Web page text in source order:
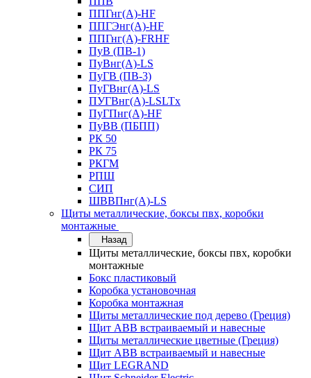
ППГнг(А)-HF
ППГЭнг(А)-HF
ППГнг(А)-FRHF
ПуВ (ПВ-1)
ПуВнг(А)-LS
ПуГВ (ПВ-3)
ПуГВнг(А)-LS
ПУГВнг(А)-LSLTx
ПуГПнг(А)-HF
ПуВВ (ПБПП)
РК 50
РК 75
РКГМ
РПШ
СИП
ШВВПнг(А)-LS
Щиты металлические, боксы пвх, коробки
монтажные
Назад
Щиты металлические, боксы пвх, коробки
монтажные
Бокс пластиковый
Коробка установочная
Коробка монтажная
Щиты металлические под дерево (Греция)
Щит ABB встраиваемый и навесные
Щиты металлические цветные (Греция)
Щит ABB встраиваемый и навесные
Щит LEGRAND